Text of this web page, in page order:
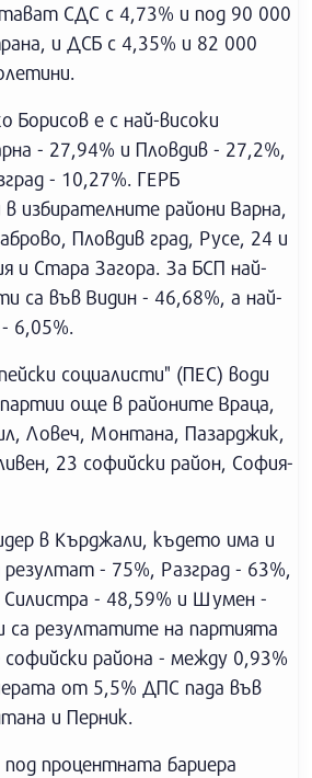
СДС с 4,73% и под 90 000
и ДСБ с 4,35% и 82 000
Борисов е с най-високи
- 27,94% и Пловдив - 27,2%,
- 10,27%. ГЕРБ
избирателните райони Варна,
Пловдив град, Русе, 24 и
и Стара Загора. За БСП най-
са във Видин - 46,68%, а най-
6,05%.
социалисти" (ПЕС) води
още в районите Враца,
Ловеч, Монтана, Пазарджик,
23 софийски район, София-
в Кърджали, където има и
резултат - 75%, Разград - 63%,
- 48,59% и Шумен -
са резултатите на партията
района - между 0,93%
от 5,5% ДПС пада във
и Перник.
процентната бариера